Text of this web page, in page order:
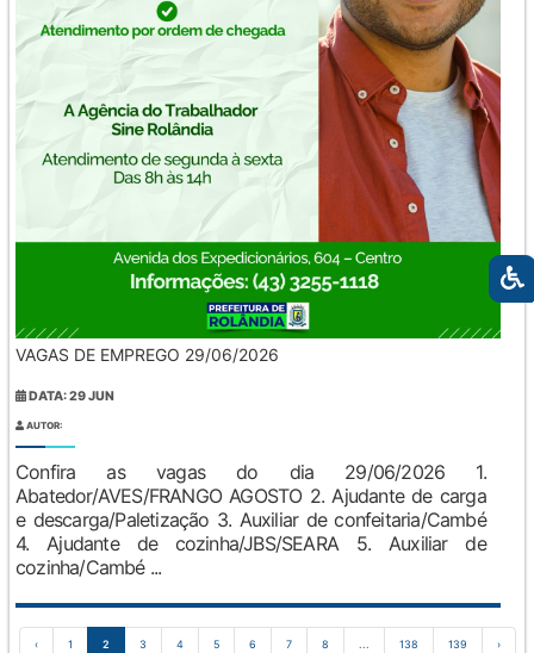
VAGAS DE EMPREGO 29/06/2026
DATA: 29 JUN
AUTOR:
Confira as vagas do dia 29/06/2026 1.
Abatedor/AVES/FRANGO AGOSTO 2. Ajudante de carga
e descarga/Paletização 3. Auxiliar de confeitaria/Cambé
4. Ajudante de cozinha/JBS/SEARA 5. Auxiliar de
cozinha/Cambé ...
‹ 1 2 3 4 5 6 7 8 ... 138 139 ›